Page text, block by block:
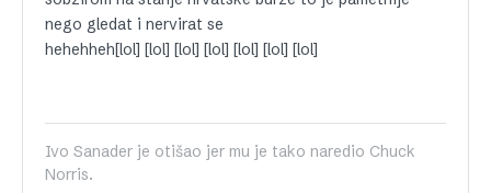
nego gledat i nervirat se
hehehheh[lol] [lol] [lol] [lol] [lol] [lol] [lol]
Ivo Sanader je otišao jer mu je tako naredio Chuck
Norris.